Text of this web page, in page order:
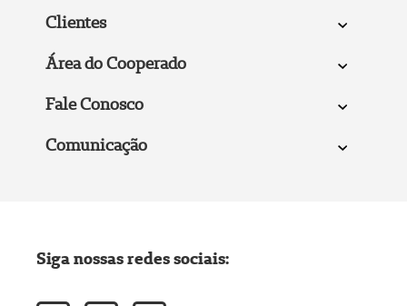
Clientes
Área do Cooperado
Fale Conosco
Comunicação
Siga nossas redes sociais: